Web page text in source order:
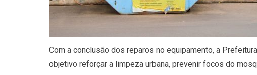
Com a conclusão dos reparos no equipamento, a
objetivo reforçar a limpeza urbana, prevenir focos do